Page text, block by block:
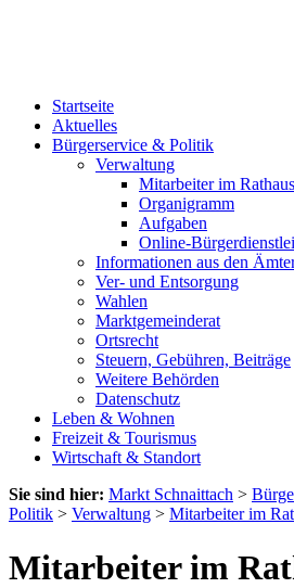
Startseite
Aktuelles
Bürgerservice & Politik
Verwaltung
Mitarbeiter im Rathaus
Organigramm
Aufgaben
Online-
Informationen aus den
Ver- und Entsorgung
Wahlen
Marktgemeinderat
Ortsrecht
Steuern, Gebühren, Beiträge
Weitere Behörden
Datenschutz
Leben & Wohnen
Freizeit & Tourismus
Wirtschaft & Standort
Sie sind hier: Markt Schnaittach >
Politik > Verwaltung > Mitarbeiter im
Mitarbeiter im